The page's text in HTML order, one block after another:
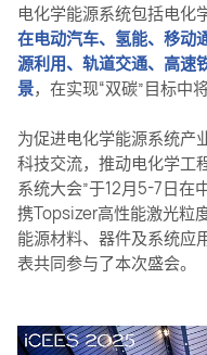
电化学能源系统包括电化
在电动汽车、氢能、移动
源利用、轨道交通、高速
景，在实现“双碳”目标中
为促进电化学能源系统产
科技交流，推动电化学工
系统大会”于12月5-7日在
携Topsizer高性能激光粒
能源材料、器件及系统应
表共同参与了本次盛会。